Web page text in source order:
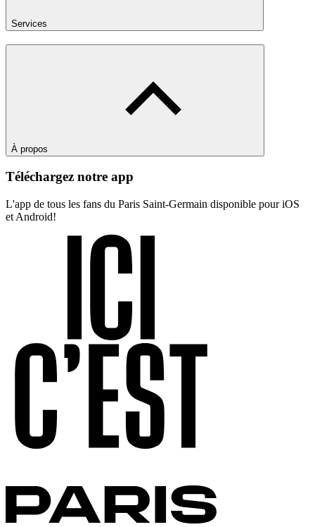
Services
À propos
Téléchargez notre app
L'app de tous les fans du Paris Saint-Germain disponible pour iOS
et Android!